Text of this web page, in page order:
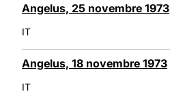
Angelus, 25 novembre 1973
IT
Angelus, 18 novembre 1973
IT